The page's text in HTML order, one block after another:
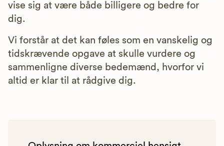
vise sig at være både billigere og bedre for
dig.
Vi forstår at det kan føles som en vanskelig og
tidskrævende opgave at skulle vurdere og
sammenligne diverse bedemænd, hvorfor vi
altid er klar til at rådgive dig.